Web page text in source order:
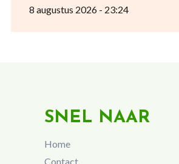
8 augustus 2026 - 23:24
SNEL NAAR
Home
Contact